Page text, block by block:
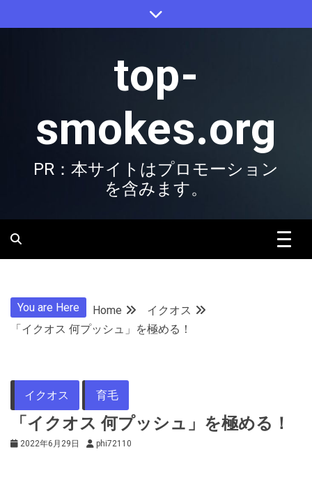
to
top-
smokes.org
PR：本サイトはプロモーション
を含みます。
You are Here Home
イクオス
「イクオス 何プッシュ」を極める！
イクオス 育毛
「イクオス 何プッシュ」を極める！
2022年6月29日 phi72110